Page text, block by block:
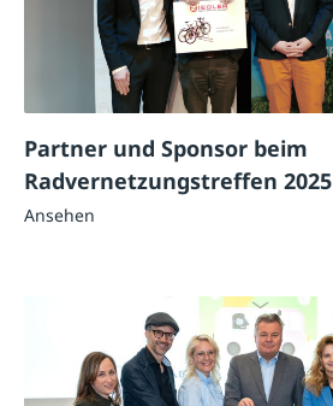
Partner und Sponsor beim
Radvernetzungstreffen 2025
Ansehen